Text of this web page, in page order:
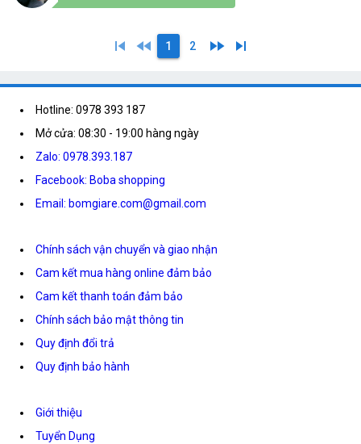
skip_previous fast_rewind 1 2 fast_forward skip_next
Hotline: 0978 393 187
Mở cửa: 08:30 - 19:00 hàng ngày
Zalo: 0978.393.187
Facebook: Boba shopping
Email: bomgiare.com@gmail.com
Chính sách vận chuyển và giao nhận
Cam kết mua hàng online đảm bảo
Cam kết thanh toán đảm bảo
Chính sách bảo mật thông tin
Quy định đổi trả
Quy định bảo hành
Giới thiệu
Tuyển Dụng